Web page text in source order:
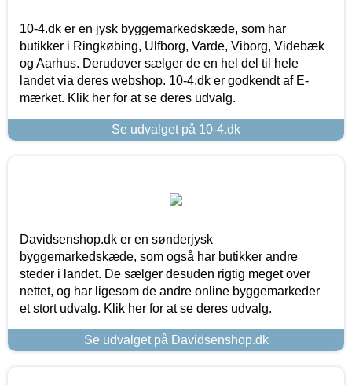
10-4.dk er en jysk byggemarkedskæde, som har
butikker i Ringkøbing, Ulfborg, Varde, Viborg, Videbæk
og Aarhus. Derudover sælger de en hel del til hele
landet via deres webshop. 10-4.dk er godkendt af E-
mærket. Klik her for at se deres udvalg.
Se udvalget på 10-4.dk
Davidsenshop.dk er en sønderjysk
byggemarkedskæde, som også har butikker andre
steder i landet. De sælger desuden rigtig meget over
nettet, og har ligesom de andre online byggemarkeder
et stort udvalg. Klik her for at se deres udvalg.
Se udvalget på Davidsenshop.dk